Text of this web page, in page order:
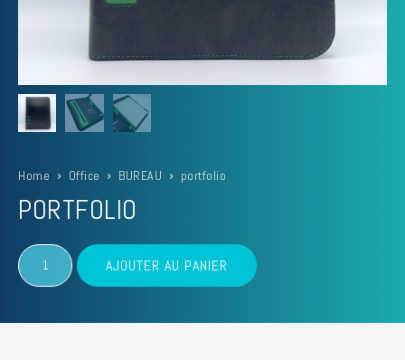
Home Office BUREAU portfolio
PORTFOLIO
quantité
de
portfolio
AJOUTER AU PANIER